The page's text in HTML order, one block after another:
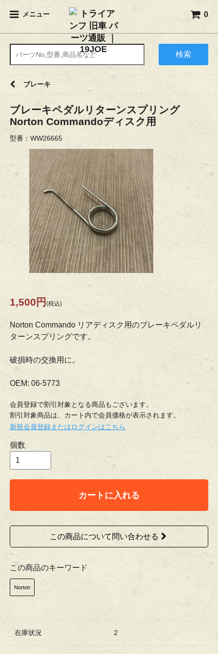
メニュー 0
検索
ブレーキ
ブレーキペダルリターンスプリング
Norton Commandoディスク用
型番：WW26665
1,500円 (税込)
Norton Commando リアディスク用のブレーキペダルリ
ターンスプリングです。
破損時の交換用に。
OEM: 06-5773
会員登録で割引対象となる商品もございます。
割引対象商品は、カート内で会員価格が表示されます。
新規会員登録またはログインはこちら
個数
カートに入れる
この商品について問い合わせる
この商品のキーワード
Norton
在庫状況 2